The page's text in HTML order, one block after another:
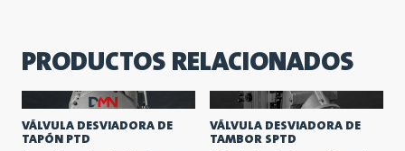
PRODUCTOS RELACIONADOS
VÁLVULA DESVIADORA DE
TAPÓN PTD
VÁLVULA DESVIADORA DE
TAMBOR SPTD